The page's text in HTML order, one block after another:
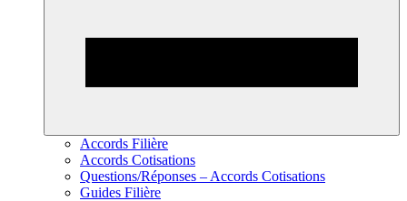
Accords Filière
Accords Cotisations
Questions/Réponses – Accords Cotisations
Guides Filière